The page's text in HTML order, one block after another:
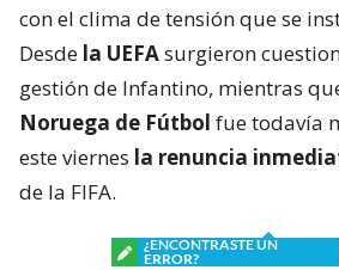
con el clima de tensión que se
Desde la UEFAsurgieron
gestión de Infantino, mientras
Noruega de Fútbol fue todavía
este viernes la renuncia
de la FIFA.
¿ENCONTRASTE UN
ERROR?